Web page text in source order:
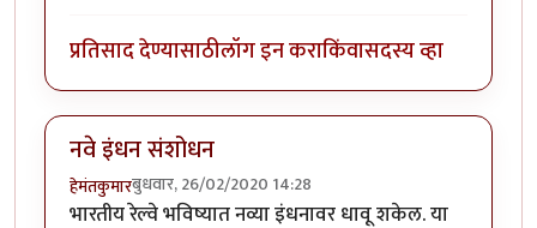
प्रतिसाद देण्यासाठीलॉग इन कराकिंवासदस्य व्हा
नवे इंधन संशोधन
हेमंतकुमारबुधवार, 26/02/2020 14:28
भारतीय रेल्वे भविष्यात नव्या इंधनावर धावू शकेल. या